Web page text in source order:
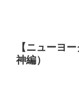
【ニューヨ
神編）